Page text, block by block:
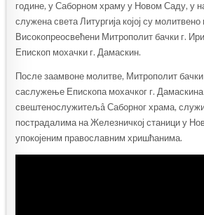
године, у Саборном храму у Новом Саду, у
служена света Литургија којој су
Високопреосвећени Митрополит бачки г.
Епископ мохачки г. Дамаскин.
После заамвоне молитве, Митрополит бачки
саслужење Епископа мохачког г.
свештенослужитељâ Саборног храма,
пострадалима на Железничкој станици у
упокојеним православним хришћанима.